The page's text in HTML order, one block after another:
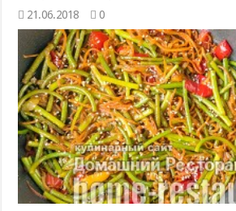
21.06.2018 0